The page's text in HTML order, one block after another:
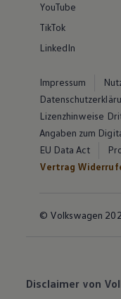
YouTube
TikTok
LinkedIn
Impressum
Lizenzhinweise
Angaben zum
EU Data Act
Vertrag
© Volkswagen
Disclaimer von